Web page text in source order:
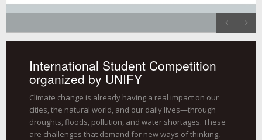
International Student Competition
organized by UNIFY
Climate change is already having a real impact on our
cities, the natural world, and our daily lives—through
droughts, floods, pollution, and water shortages. These
are challenges that demand for new ways of thinking,